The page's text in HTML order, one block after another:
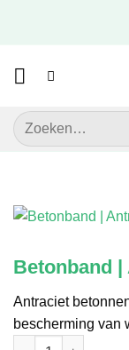
Zoeken
naar:
Betonband |
Antraciet
bescherming van
Betonband |